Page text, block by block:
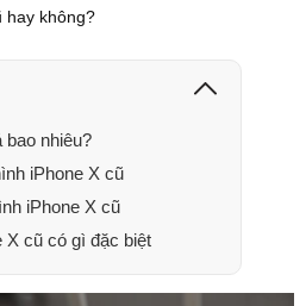
hay không?
bao nhiêu?
iPhone X cũ
iPhone X cũ
X cũ có gì đặc biệt